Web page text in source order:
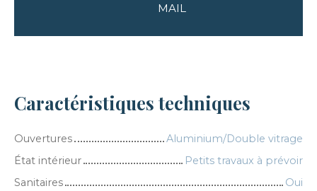
MAIL
Caractéristiques techniques
Ouvertures
Aluminium/Double vitrage
État intérieur
Petits travaux à prévoir
Sanitaires
Oui